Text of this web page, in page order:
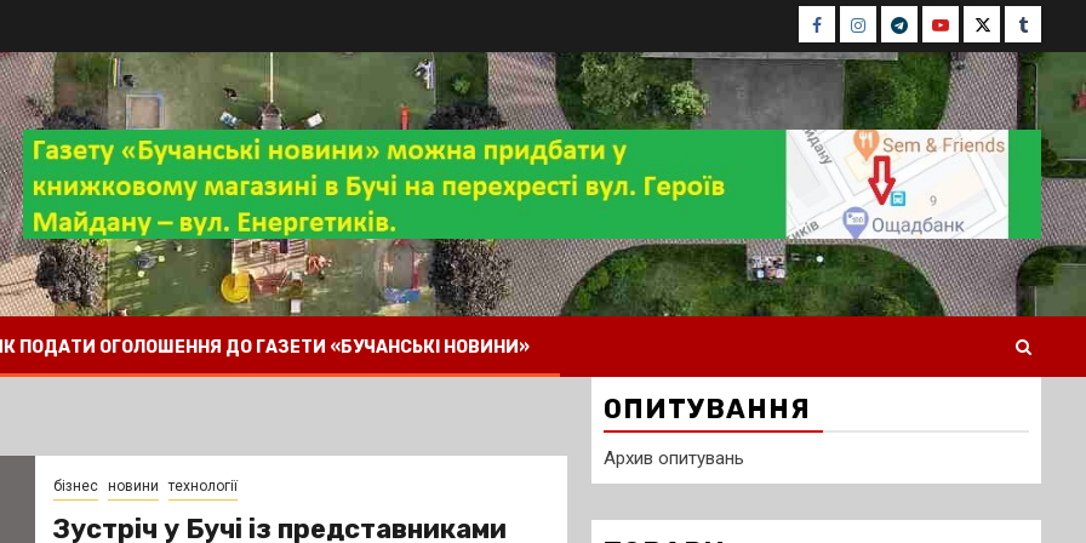
Facebook
Instagram
TelegramYoutubeTwitterTumblr
ПОДАТИ ОГОЛОШЕННЯ ДО ГАЗЕТИ «БУЧАНСЬКІ НОВИНИ»
бізнес новини технології
Зустріч у Бучі із представниками
ОПИТУВАННЯ
Архив опитувань